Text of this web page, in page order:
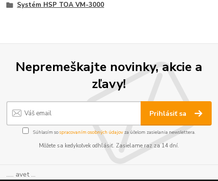
Systém HSP TOA VM-3000
Nepremeškajte novinky, akcie a
zľavy!
Prihlásiť sa
Súhlasím sospracovaním osobných údajov za účelom zasielania newslettera.
Môžete sa kedykoľvek odhlásiť. Zasielame raz za 14 dní.
..... avet ...